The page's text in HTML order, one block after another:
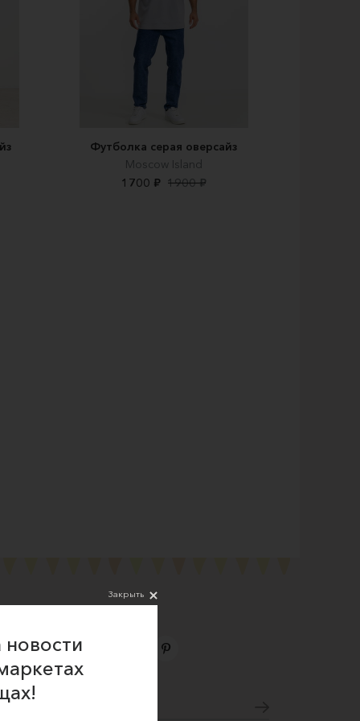
Футболка серая оверсайз
Moscow Island
1700 ₽ 1900 ₽
Закрыть